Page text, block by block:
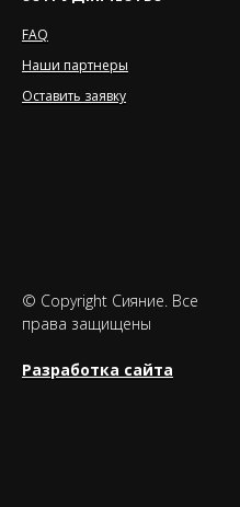
FAQ
Наши партнеры
Оставить заявку
© Copyright Сияние. Все
права защищены
Разработка сайта